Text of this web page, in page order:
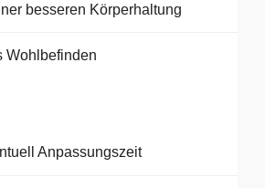
besseren Körperhaltung
Wohlbefinden
Anpassungszeit